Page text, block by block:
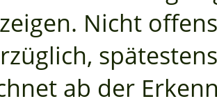
Nicht
ab der